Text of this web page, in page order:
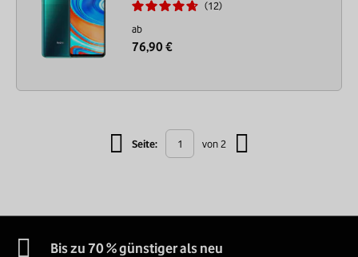
12
ab
76,90 €
Seite: von 2
Bis zu 70 % günstiger als neu